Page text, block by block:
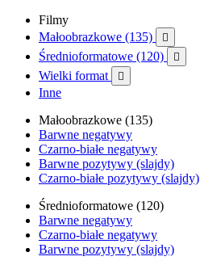
Filmy
Małoobrazkowe (135)

Średnioformatowe (120) 
Wielki format 
Inne
Małoobrazkowe (135)
Barwne negatywy
Czarno-białe negatywy
Barwne pozytywy (slajdy)
Czarno-białe pozytywy (slajdy)
Średnioformatowe (120)
Barwne negatywy
Czarno-białe negatywy
Barwne pozytywy (slajdy)